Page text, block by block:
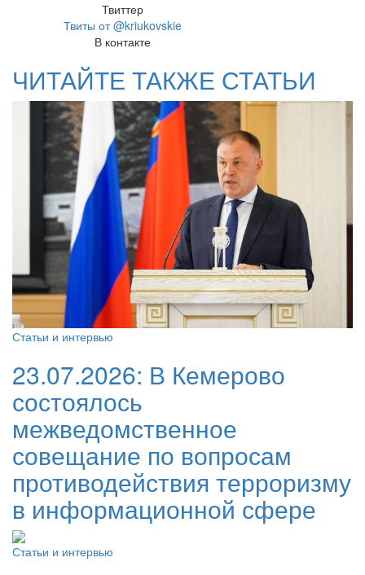
Твиттер
Твиты от @kriukovskie
В контакте
ЧИТАЙТЕ ТАКЖЕ СТАТЬИ
Статьи и интервью
23.07.2026: В Кемерово
состоялось
межведомственное
совещание по вопросам
противодействия терроризму
в информационной сфере
Статьи и интервью